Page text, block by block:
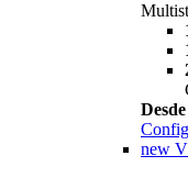
new